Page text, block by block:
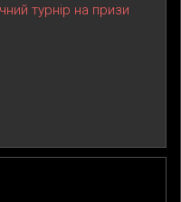
турнір на призи